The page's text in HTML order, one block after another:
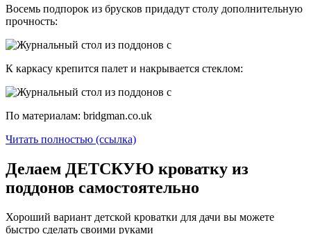
Восемь подпорок из брусков придадут столу дополнительную
прочность:
К каркасу крепится палет и накрывается стеклом:
По материалам: bridgman.co.uk
Читать полностью (ссылка)
Делаем ДЕТСКУЮ кроватку из
поддонов самостоятельно
Хороший вариант детской кроватки для дачи вы можете
быстро сделать своими руками